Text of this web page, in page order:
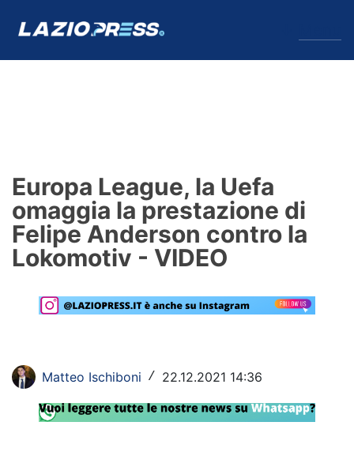
Formello
Infortuni
Primavera
Calciomercato
Rassegna Lazio
Social
Europa League, la Uefa
omaggia la prestazione di
Felipe Anderson contro la
Lokomotiv - VIDEO
Matteo Ischiboni / 22.12.2021 14:36